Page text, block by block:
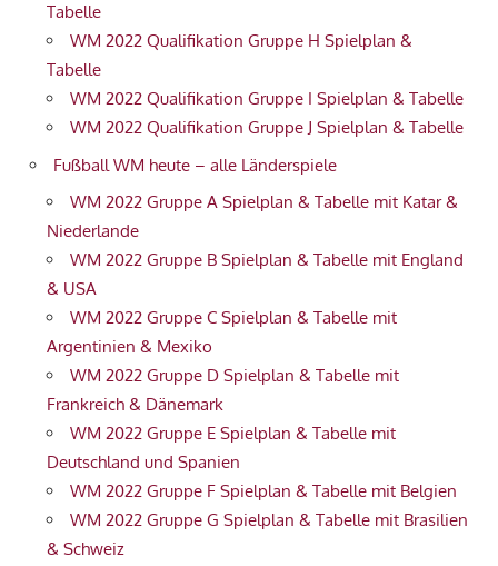
Tabelle
WM 2022 Qualifikation Gruppe H Spielplan &
Tabelle
WM 2022 Qualifikation Gruppe I Spielplan & Tabelle
WM 2022 Qualifikation Gruppe J Spielplan & Tabelle
Fußball WM heute – alle Länderspiele
WM 2022 Gruppe A Spielplan & Tabelle mit Katar &
Niederlande
WM 2022 Gruppe B Spielplan & Tabelle mit England
& USA
WM 2022 Gruppe C Spielplan & Tabelle mit
Argentinien & Mexiko
WM 2022 Gruppe D Spielplan & Tabelle mit
Frankreich & Dänemark
WM 2022 Gruppe E Spielplan & Tabelle mit
Deutschland und Spanien
WM 2022 Gruppe F Spielplan & Tabelle mit Belgien
WM 2022 Gruppe G Spielplan & Tabelle mit Brasilien
& Schweiz